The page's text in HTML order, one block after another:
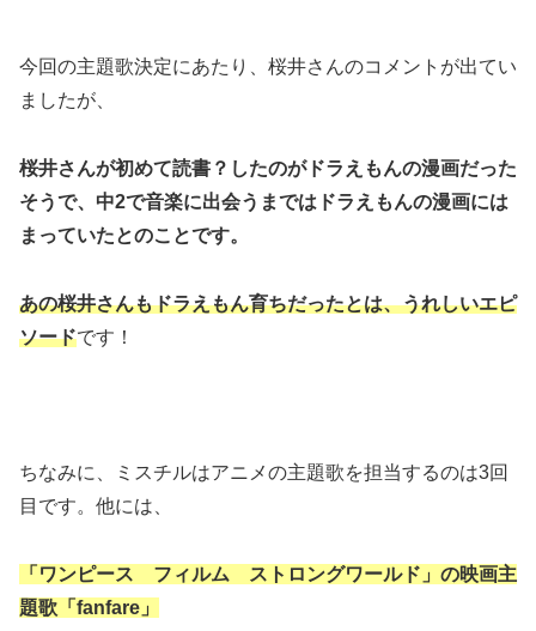
今回の主題歌決定にあたり、桜井さんのコメントが出てい
ましたが、
桜井さんが初めて読書？したのがドラえもんの漫画だった
そうで、中2で音楽に出会うまではドラえもんの漫画には
まっていたとのことです。
あの桜井さんもドラえもん育ちだったとは、うれしいエピ
ソードです！
ちなみに、ミスチルはアニメの主題歌を担当するのは3回
目です。他には、
「ワンピース フィルム ストロングワールド」の映画主
題歌「fanfare」